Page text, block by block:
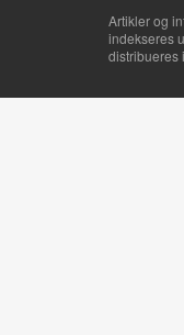
Artikler og
indekseres
distribueres